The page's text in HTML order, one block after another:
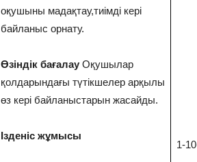
оқушыны мадақтау,тиімді кері
байланыс орнату.
Өзіндік бағалау Оқушылар
қолдарындағы түтікшелер арқылы
өз кері байланыстарын жасайды.
Ізденіс жұмысы
1-